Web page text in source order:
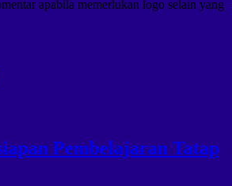
apabila memerlukan logo selain yang
Pembelajaran Tatap